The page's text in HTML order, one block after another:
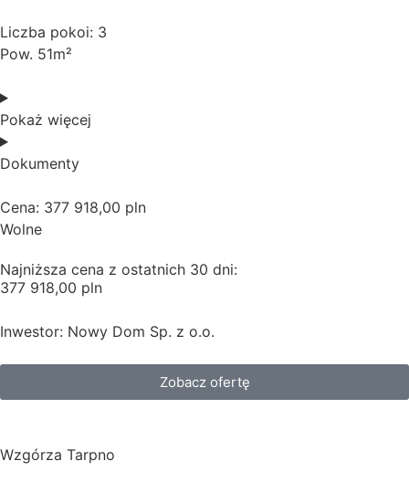
Liczba pokoi: 3
Pow. 51m²
Pokaż więcej
Dokumenty
Cena: 377 918,00 pln
Wolne
Najniższa cena z ostatnich 30 dni:
377 918,00 pln
Inwestor: Nowy Dom Sp. z o.o.
Zobacz ofertę
Wzgórza Tarpno